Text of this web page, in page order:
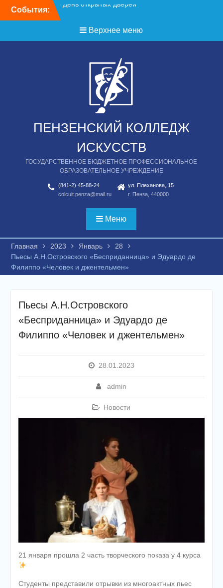
События: День открытых дверей
Верхнее меню
ПЕНЗЕНСКИЙ КОЛЛЕДЖ
ИСКУССТВ
ГОСУДАРСТВЕННОЕ БЮДЖЕТНОЕ ПРОФЕССИОНАЛЬНОЕ
ОБРАЗОВАТЕЛЬНОЕ УЧРЕЖДЕНИЕ
(841-2) 45-88-24
colcult.penza@mail.ru
ул. Плеханова, 15
г. Пенза, 440000
Меню
Главная 2023 Январь
28
Пьесы А.Н.Островского «Бесприданница» и Эдуардо де
Филиппо «Человек и джентельмен»
Пьесы А.Н.Островского
«Бесприданница» и Эдуардо де
Филиппо «Человек и джентельмен»
28.01.2023
admin
Новости
21 января прошла 2 часть творческого показа у 4 курса
Студенты представили отрывки из многоактных пьес